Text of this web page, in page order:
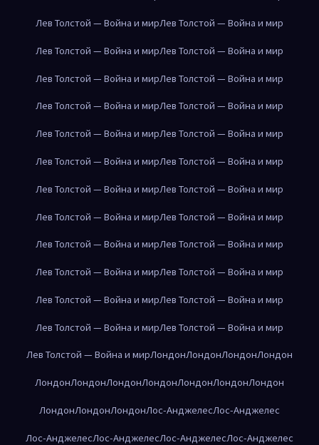
Лев Толстой — Война и мирЛев Толстой — Война и мир
Лев Толстой — Война и мирЛев Толстой — Война и мир
Лев Толстой — Война и мирЛев Толстой — Война и мир
Лев Толстой — Война и мирЛев Толстой — Война и мир
Лев Толстой — Война и мирЛев Толстой — Война и мир
Лев Толстой — Война и мирЛев Толстой — Война и мир
Лев Толстой — Война и мирЛев Толстой — Война и мир
Лев Толстой — Война и мирЛев Толстой — Война и мир
Лев Толстой — Война и мирЛев Толстой — Война и мир
Лев Толстой — Война и мирЛев Толстой — Война и мир
Лев Толстой — Война и мирЛев Толстой — Война и мир
Лев Толстой — Война и мирЛев Толстой — Война и мир
Лев Толстой — Война и мирЛондонЛондонЛондонЛондон
ЛондонЛондонЛондонЛондонЛондонЛондонЛондон
ЛондонЛондонЛондонЛос-АнджелесЛос-Анджелес
Лос-АнджелесЛос-АнджелесЛос-АнджелесЛос-Анджелес